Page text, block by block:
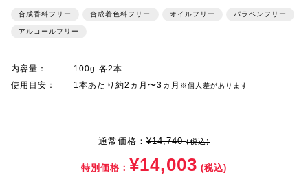
合成香料フリー 合成着色料フリー オイルフリー パラベンフリー
アルコールフリー
内容量：
100g 各2本
使用目安：
1本あたり約2ヵ月〜3ヵ月 ※個人差があります
通常価格：¥14,740(税込)
特別価格： ¥14,003 (税込)